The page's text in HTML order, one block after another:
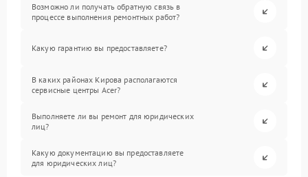
Возможно ли получать обратную связь в
процессе выполнения ремонтных работ?
Какую гарантию вы предоставляете?
В каких районах Кирова располагаются
сервисные центры Acer?
Выполняете ли вы ремонт для юридических
лиц?
Какую документацию вы предоставляете
для юридических лиц?